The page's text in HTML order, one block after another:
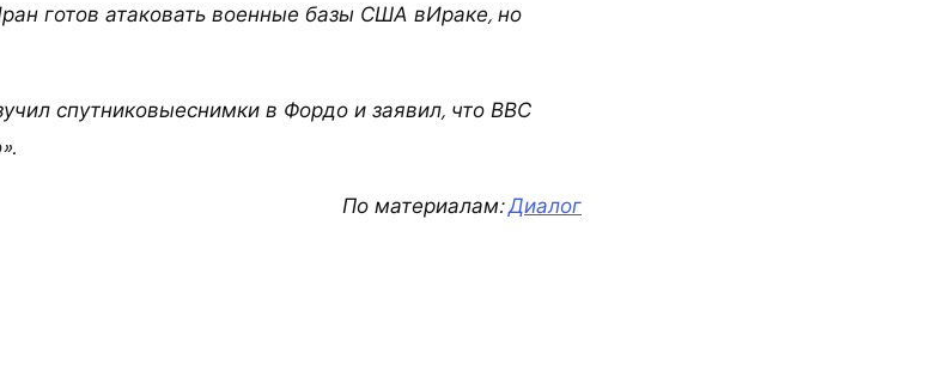
готов атаковать военные базы США вИраке, но
спутниковыеснимки в Фордо и заявил, что ВВС
По материалам:Диалог